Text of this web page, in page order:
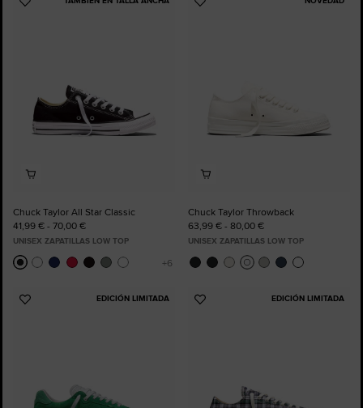
Añadir
Chuck Taylor All Star Classic
41,99 € - 70,00 €
UNISEX ZAPATILLAS LOW TOP
Añadir
Chuck Taylor Throwback
63,99 € - 80,00 €
UNISEX ZAPATILLAS LOW TOP
EDICIÓN LIMITADA
Añadir
EDICIÓN LIMITADA
Añadir